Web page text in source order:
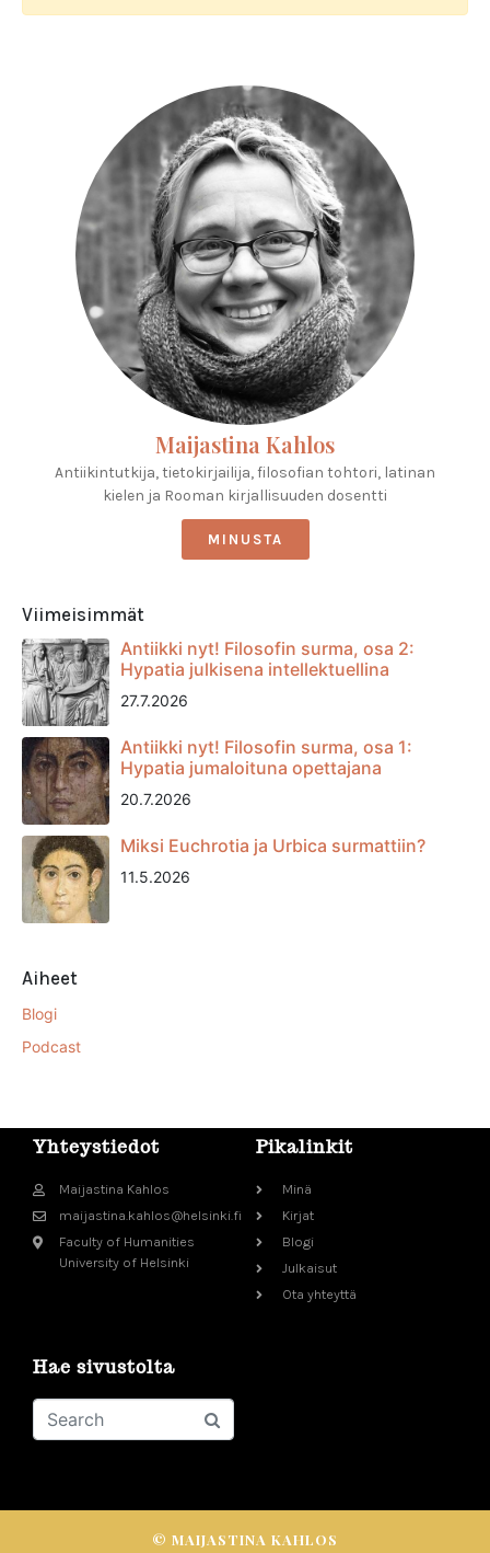
Maijastina Kahlos
Antiikintutkija, tietokirjailija, filosofian tohtori, latinan
kielen ja Rooman kirjallisuuden dosentti
MINUSTA
Viimeisimmät
Antiikki nyt! Filosofin surma, osa 2:
Hypatia julkisena intellektuellina
27.7.2026
Antiikki nyt! Filosofin surma, osa 1:
Hypatia jumaloituna opettajana
20.7.2026
Miksi Euchrotia ja Urbica surmattiin?
11.5.2026
Aiheet
Blogi
Podcast
Yhteystiedot
Maijastina Kahlos
maijastina.kahlos@helsinki.fi
Faculty of Humanities
University of Helsinki
Pikalinkit
Minä
Kirjat
Blogi
Julkaisut
Ota yhteyttä
Hae sivustolta
© MAIJASTINA KAHLOS